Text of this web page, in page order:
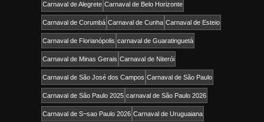
Carnaval de Alegrete Carnaval de Belo Horizonte
Carnaval de Corumbá Carnaval de Cunha Carnaval de Esteio
Carnaval de Florianópolis carnaval de Guaratinguetá
Carnaval de Minas Gerais Carnaval de Niterói
Carnaval de São José dos Campos Carnaval de São Paulo
Carnaval de São Paulo 2025 carnaval de São Paulo 2026
Carnaval de S~sao Paulo 2026 Carnaval de Uruguaiana